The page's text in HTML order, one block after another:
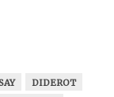
DIDEROT